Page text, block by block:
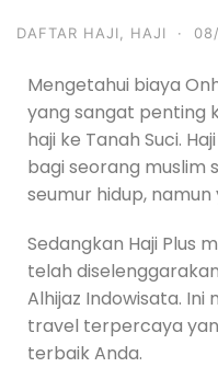
DAFTAR HAJI HAJI ·
Mengetahui biaya
yang sangat penting
haji ke Tanah Suci.
bagi seorang muslim
seumur hidup,
Sedangkan Haji Plus
telah
Alhijaz Indowisata.
travel terpercaya
terbaik Anda.